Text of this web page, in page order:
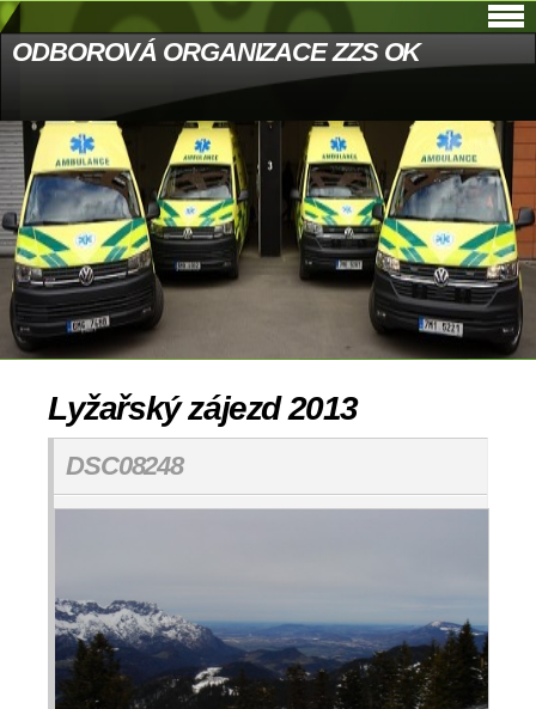
ODBOROVÁ ORGANIZACE ZZS OK
Lyžařský zájezd 2013
DSC08248